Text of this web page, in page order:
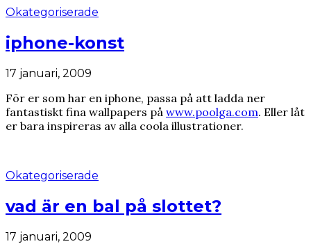
Okategoriserade
iphone-konst
17 januari, 2009
För er som har en iphone, passa på att ladda ner
fantastiskt fina wallpapers på www.poolga.com. Eller låt
er bara inspireras av alla coola illustrationer.
Okategoriserade
vad är en bal på slottet?
17 januari, 2009